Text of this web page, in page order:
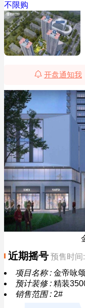
不限购
开盘通知我
近期摇号 预售时间
项目名称 : 金帝咏
预计装修 : 精装
销售范围 : 2#